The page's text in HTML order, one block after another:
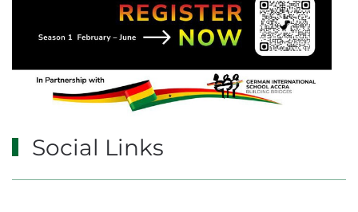
Social Links